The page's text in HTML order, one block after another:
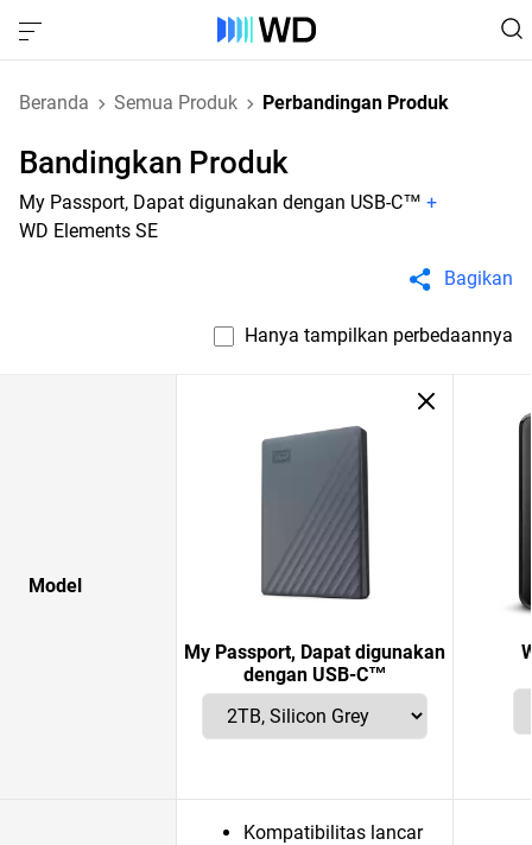
Beranda Semua Produk Perbandingan Produk
Bandingkan Produk
My Passport, Dapat digunakan dengan USB-C™ +
WD Elements SE
Bagikan
Hanya tampilkan perbedaannya
Model
My Passport, Dapat digunakan
dengan USB-C™
Kompatibilitas lancar